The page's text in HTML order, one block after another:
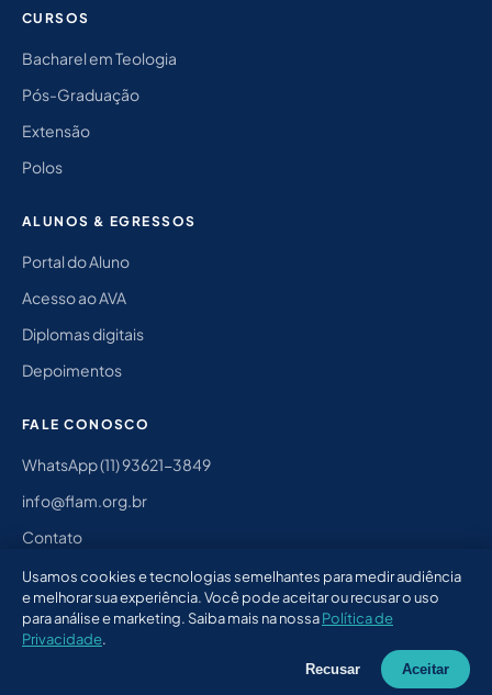
CURSOS
Bacharel em Teologia
Pós-Graduação
Extensão
Polos
ALUNOS & EGRESSOS
Portal do Aluno
Acesso ao AVA
Diplomas digitais
Depoimentos
FALE CONOSCO
WhatsApp (11) 93621-3849
info@flam.org.br
Contato
Instagram @flam.jv
© 2026 FLAM — Faculdade Latino-Americana. Instagram @flam.jv
Usamos cookies e tecnologias semelhantes para medir audiência
e melhorar sua experiência. Você pode aceitar ou recusar o uso
para análise e marketing. Saiba mais na nossaPolítica de
Privacidade.
Recusar Aceitar